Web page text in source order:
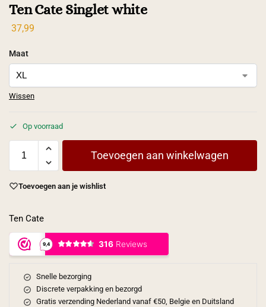
Ten Cate Singlet white
37,99
Maat
Wissen
Op voorraad
Toevoegen aan winkelwagen
Toevoegen aan je wishlist
Ten Cate
Snelle bezorging
Discrete verpakking en bezorgd
Gratis verzending Nederland vanaf €50, Belgie en Duitsland